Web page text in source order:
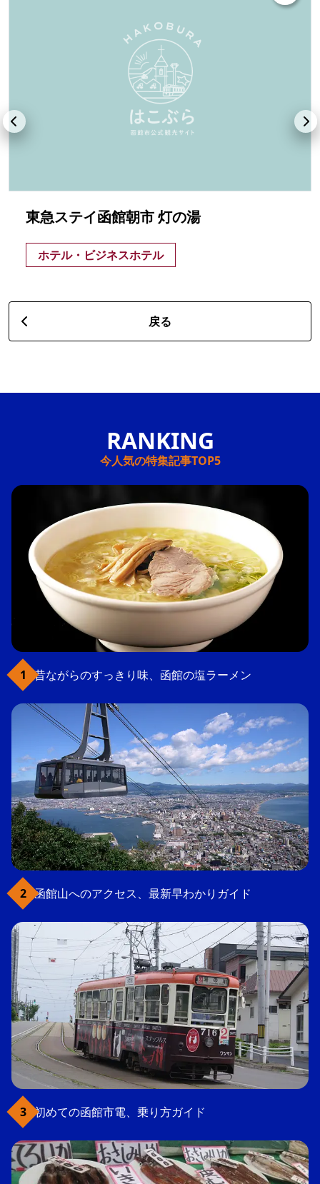
東急ステイ函館朝市 灯の湯
ホテル・ビジネスホテル
戻る
今人気の特集記事TOP5
昔ながらのすっきり味、函館の塩ラーメン
函館山へのアクセス、最新早わかりガイド
初めての函館市電、乗り方ガイド